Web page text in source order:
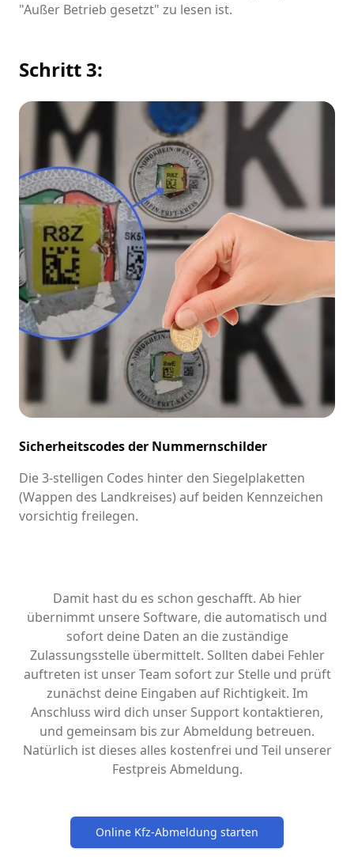
"Außer Betrieb gesetzt" zu lesen ist.
Schritt 3:
Sicherheitscodes der Nummernschilder
Die 3-stelligen Codes hinter den Siegelplaketten
(Wappen des Landkreises) auf beiden Kennzeichen
vorsichtig freilegen.
Damit hast du es schon geschafft. Ab hier
übernimmt unsere Software, die automatisch und
sofort deine Daten an die zuständige
Zulassungsstelle übermittelt. Sollten dabei Fehler
auftreten ist unser Team sofort zur Stelle und prüft
zunächst deine Eingaben auf Richtigkeit. Im
Anschluss wird dich unser Support kontaktieren,
und gemeinsam bis zur Abmeldung betreuen.
Natürlich ist dieses alles kostenfrei und Teil unserer
Festpreis Abmeldung.
Online Kfz-Abmeldung starten